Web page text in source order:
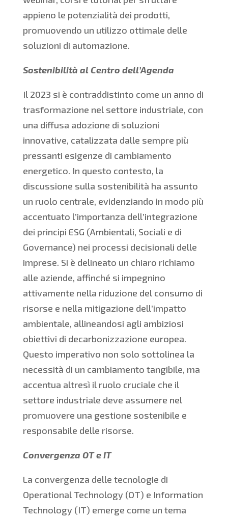
appieno le potenzialità dei prodotti,
promuovendo un utilizzo ottimale delle
soluzioni di automazione.
Sostenibilità al Centro dell’Agenda
Il 2023 si è contraddistinto come un anno di
trasformazione nel settore industriale, con
una diffusa adozione di soluzioni
innovative, catalizzata dalle sempre più
pressanti esigenze di cambiamento
energetico. In questo contesto, la
discussione sulla sostenibilità ha assunto
un ruolo centrale, evidenziando in modo più
accentuato l’importanza dell’integrazione
dei principi ESG (Ambientali, Sociali e di
Governance) nei processi decisionali delle
imprese. Si è delineato un chiaro richiamo
alle aziende, affinché si impegnino
attivamente nella riduzione del consumo di
risorse e nella mitigazione dell’impatto
ambientale, allineandosi agli ambiziosi
obiettivi di decarbonizzazione europea.
Questo imperativo non solo sottolinea la
necessità di un cambiamento tangibile, ma
accentua altresì il ruolo cruciale che il
settore industriale deve assumere nel
promuovere una gestione sostenibile e
responsabile delle risorse.
Convergenza OT e IT
La convergenza delle tecnologie di
Operational Technology (OT) e Information
Technology (IT) emerge come un tema